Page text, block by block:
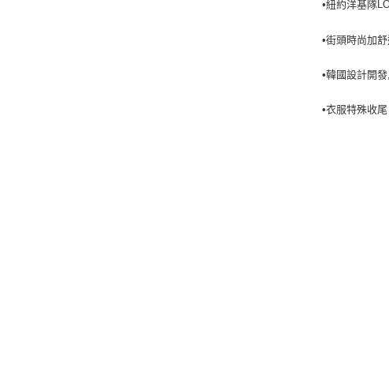
•紐約洋基隊
•街頭時尚加
•韓國設計開
•衣服特殊收